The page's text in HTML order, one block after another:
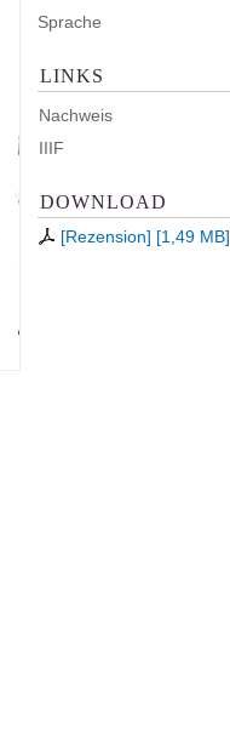
Sprache
LINKS
Nachweis
IIIF
DOWNLOAD
[Rezension] [1,49 MB]